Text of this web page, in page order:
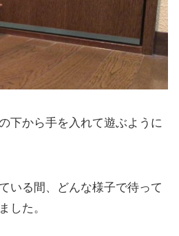
下から手を入れて遊ぶように
いる間、どんな様子で待って
した。